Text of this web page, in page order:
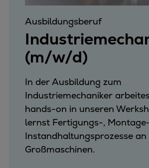
Ausbildungsberuf
(m/w/d)
In der Ausbildung zum
Industriemechaniker
hands-on in unseren
lernst Fertigungs-,
Instandhaltungsprozesse an
Großmaschinen.